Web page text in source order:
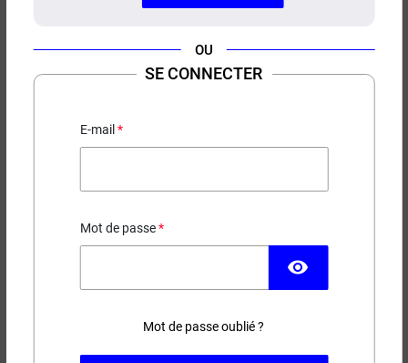
OU
SE CONNECTER
E-mail
Mot de passe
visibility
Mot de passe oublié ?
FRAMBOISE CASSIS CIGAVERTE
50ML/100ML
16,90 €
Taux de nicotine